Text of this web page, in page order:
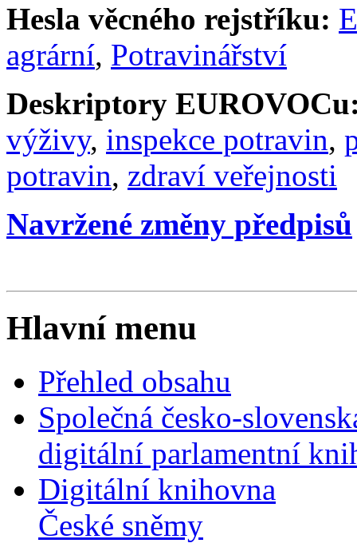
Hesla věcného rejstříku:
agrární, Potravinářství
Deskriptory
výživy, inspekce potravin,
potravin, zdraví veřejnosti
Navržené změny předpisů
Hlavní menu
Přehled obsahu
Společná česko-
digitální parlamentní
Digitální knihovna
České sněmy